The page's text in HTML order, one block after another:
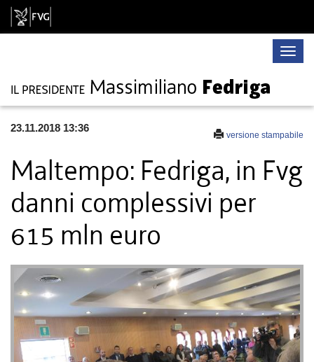
Toggle
versione stampabile
23.11.2018 13:36
Maltempo: Fedriga, in Fvg
danni complessivi per
615 mln euro